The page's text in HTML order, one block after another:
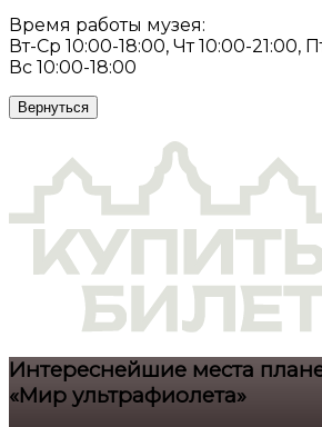
Время работы музея:
Вт-Ср 10:00-18:00, Чт 10:00-21:00,
Вс 10:00-18:00
Вернуться
Интереснейшие места
«Мир ультрафиолета»